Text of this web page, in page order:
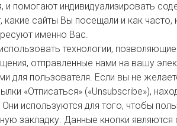
и помогают индивидуализировать
какие сайты Вы посещали и как
именно Вас.
технологии, позволяющие
отправленные нами на вашу
для пользователя. Если вы не
«Отписаться» («Unsubscribe»),
Они используются для того, чтобы
закладку. Данные кнопки